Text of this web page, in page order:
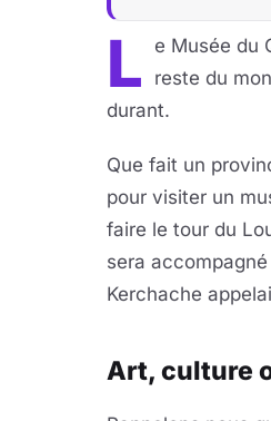
L
e Musée du
reste du
durant.
Que fait un
pour visiter un
faire le tour du
sera
Kerchache
Art, culture